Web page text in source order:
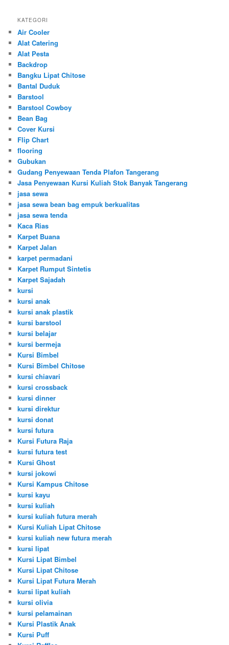
KATEGORI
Air Cooler
Alat Catering
Alat Pesta
Backdrop
Bangku Lipat Chitose
Bantal Duduk
Barstool
Barstool Cowboy
Bean Bag
Cover Kursi
Flip Chart
flooring
Gubukan
Gudang Penyewaan Tenda Plafon Tangerang
Jasa Penyewaan Kursi Kuliah Stok Banyak Tangerang
jasa sewa
jasa sewa bean bag empuk berkualitas
jasa sewa tenda
Kaca Rias
Karpet Buana
Karpet Jalan
karpet permadani
Karpet Rumput Sintetis
Karpet Sajadah
kursi
kursi anak
kursi anak plastik
kursi barstool
kursi belajar
kursi bermeja
Kursi Bimbel
Kursi Bimbel Chitose
kursi chiavari
kursi crossback
kursi dinner
kursi direktur
kursi donat
kursi futura
Kursi Futura Raja
kursi futura test
Kursi Ghost
kursi jokowi
Kursi Kampus Chitose
kursi kayu
kursi kuliah
kursi kuliah futura merah
Kursi Kuliah Lipat Chitose
kursi kuliah new futura merah
kursi lipat
Kursi Lipat Bimbel
Kursi Lipat Chitose
Kursi Lipat Futura Merah
kursi lipat kuliah
kursi olivia
kursi pelamainan
Kursi Plastik Anak
Kursi Puff